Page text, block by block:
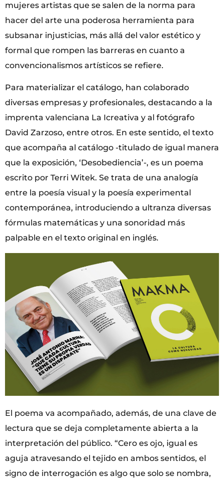
mujeres artistas que se salen de la norma para
hacer del arte una poderosa herramienta para
subsanar injusticias, más allá del valor estético y
formal que rompen las barreras en cuanto a
convencionalismos artísticos se refiere.
Para materializar el catálogo, han colaborado
diversas empresas y profesionales, destacando a la
imprenta valenciana La Icreativa y al fotógrafo
David Zarzoso, entre otros. En este sentido, el texto
que acompaña al catálogo -titulado de igual manera
que la exposición, ‘Desobediencia’-, es un poema
escrito por Terri Witek. Se trata de una analogía
entre la poesía visual y la poesía experimental
contemporánea, introduciendo a ultranza diversas
fórmulas matemáticas y una sonoridad más
palpable en el texto original en inglés.
El poema va acompañado, además, de una clave de
lectura que se deja completamente abierta a la
interpretación del público. “Cero es ojo, igual es
aguja atravesando el tejido en ambos sentidos, el
signo de interrogación es algo que solo se nombra,